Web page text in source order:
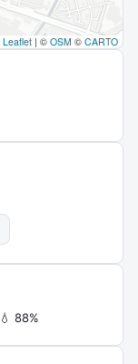
Leaflet | © OSM © CARTO
💧 88%